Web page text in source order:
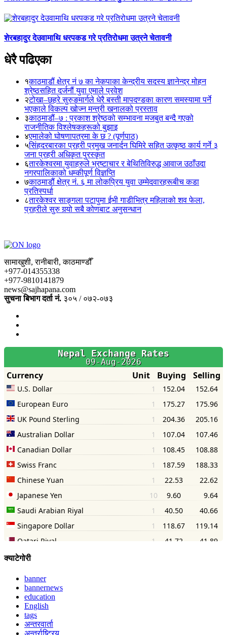
शेरबहादुर देउवामाथि धरपकड गरे प्रतिरोधमा उत्रने चेतावनी
धेरै पढिएका
१काठमाडौं क्षेत्र नं ७ का नेकपाका केन्द्रीय सदस्य ज्ञानेन्द्र मोहन
श्रेष्ठसहित दर्जनौं युवा एमाले प्रवेश
२टोखा–छहरे सुरुङमार्गले धेरै बस्ती मापदण्डका कारण समस्यामा पर्ने
भएकाले विकल्प खोज्न मन्त्री खनालको प्रस्ताव
३काठमाडौं–७ : प्रकाश श्रेष्ठको सम्भावना मजबुत बन्दै गएको
राजनीतिक विश्लेषकहरूको बुझाइ
४एमालेको घोषणापत्रमा के छ ? (पूर्णपाठ)
५सिंहदरबारका प्रहरी प्रमुख जनार्दन घिमिरे सहित उत्कृष्ठ कार्य गर्ने ३
जना प्रहरी अधिकृत पुरस्कृत
६तारकेश्वरमा युवाहरुले भ्रष्टाचार र बेथितिविरुद्ध आवाज उठाँउदा
नगरपालिकाको धम्कीपूर्ण विज्ञप्ति
७काठमाडौं क्षेत्र नं. ६ मा लोकप्रिय युवा उम्मेदवारहरूबीच कडा
प्रतिस्पर्धा
८तारकेश्वर साङ्गला पटापुमा ईभी गाडीभित्र महिलाको शव फेला,
प्रहरीले सुरु गर्‍यो सबै कोणबाट अनुसन्धान
सामाखुशी, रानीबारी, काठमाण्डौँ
+977-014355338
+977-9810141879
news@sajhapana.com
सुचना बिभाग दर्ता नं. ३०५ / ०७२-०७३
क्याटेगोरी
banner
bannernews
education
English
tags
अन्तरवार्ता
अन्तर्राष्ट्रिय